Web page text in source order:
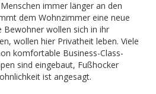
immer länger an den
dem Wohnzimmer eine neue
Bewohner wollen sich in ihr
wollen hier Privatheit leben. Viele
komfortable Business-Class-
sind eingebaut, Fußhocker
ist angesagt.